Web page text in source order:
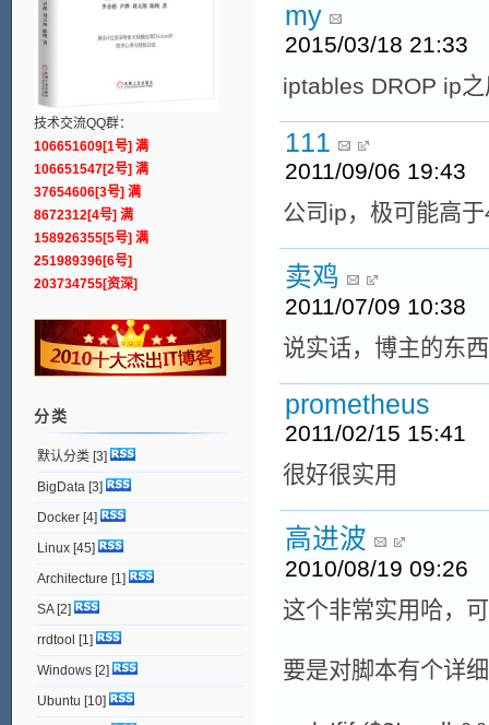
my
2015/03/18 21:33
iptables DROP ip
111
2011/09/06 19:43
公司ip，极可能高
卖鸡
2011/07/09 10:38
说实话，博主的东
prometheus
2011/02/15 15:41
很好很实用
高进波
2010/08/19 09:26
这个非常实用哈，
要是对脚本有个详
技术交流QQ群：
106651609[1号] 满
106651547[2号] 满
37654606[3号] 满
8672312[4号] 满
158926355[5号] 满
251989396[6号]
203734755[资深]
分类
默认分类[3]
BigData [3]
Docker[4]
Linux[45]
Architecture [1]
SA[2]
rrdtool [1]
Windows[2]
Ubuntu [10]